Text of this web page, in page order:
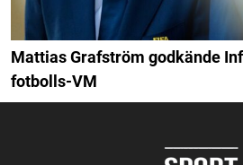
Mattias Grafström godkände
fotbolls-VM